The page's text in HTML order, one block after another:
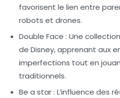
favorisent le lien entre
robots et drones.
Double Face : Une
de Disney, apprenant aux
imperfections tout en
traditionnels.
Be a star: L’influence des